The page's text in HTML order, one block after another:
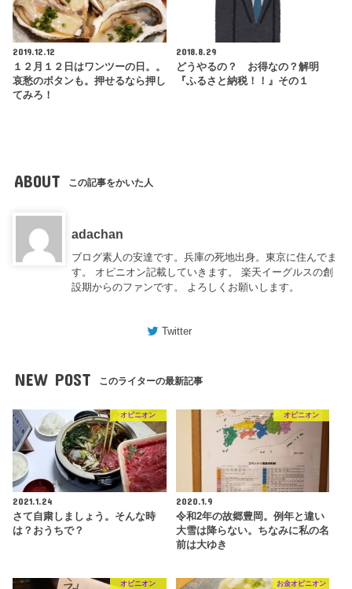
2019.12.12
１２月１２日はワンツーの日。。
哀愁のボタンも。押せるなら押し
てみろ！
2018.8.29
どうやるの？ お得なの？解明
『ふるさと納税！！』その１
ABOUT この記事をかいた人
adachan
ブログ素人の安達です。兵庫の死地出身。東京に住んでま
す。 オピニオン記載していきます。 楽天イーグルスの創
設期からのファンです。 よろしくお願いします。
Twitter
NEW POST このライターの最新記事
オピニオン
2021.1.24
さて自粛しましょう。そんな時
は？おうちで？
オピニオン
2020.1.9
令和2年の故郷豊岡。例年と違い
大雪は降らない。ちなみに私の名
前は大ゆき
オピニオン お金オピニオン